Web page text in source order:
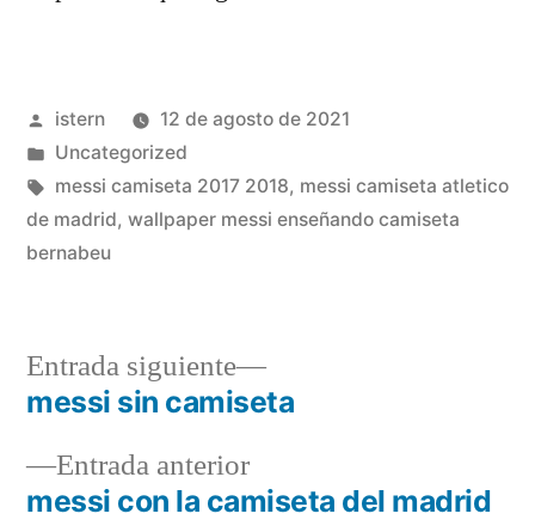
Publicado
por
istern
12 de agosto de 2021
Publicado
en
Uncategorized
Etiquetas:
messi camiseta 2017 2018, messi camiseta atletico
de madrid, wallpaper messi enseñando camiseta
bernabeu
Navegación
deEntrada anteriorEntrada
anterior:
messi con la camiseta del madrid
Entrada siguiente
Entrada
siguiente:
messi sin camiseta